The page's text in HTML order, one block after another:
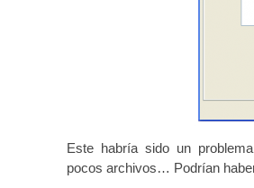
Este habría sido un
pocos archivos… Podrían